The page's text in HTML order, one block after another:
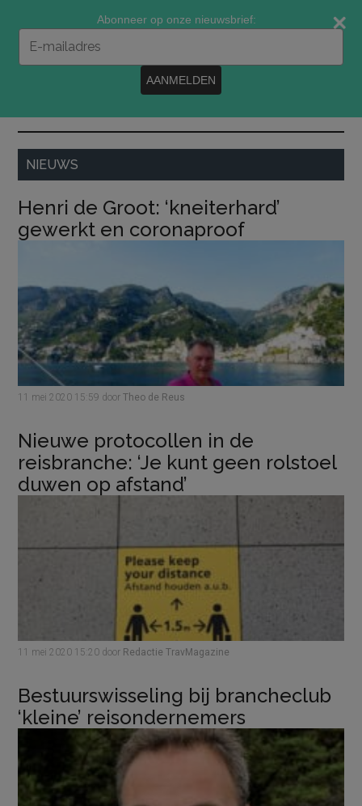
naar
naar
naar
NIEUWS
Henri de Groot: ‘kneiterhard’
gewerkt en coronaproof
11 mei 2020 15:59 doorTheo de Reus
Nieuwe protocollen in de
reisbranche: ‘Je kunt geen rolstoel
duwen op afstand’
11 mei 2020 15:20 door Redactie TravMagazine
Bestuurswisseling bij brancheclub
‘kleine’ reisondernemers
Abonneer op onze nieuwsbrief:
e-
AANMELDEN